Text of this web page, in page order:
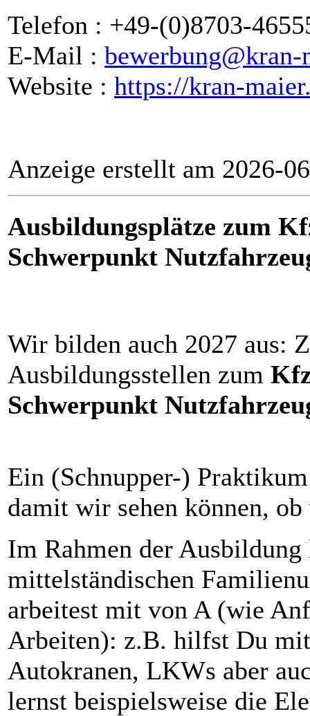
Telefon : +49-(0)8703-
E-Mail : bewerbung@kran-
Website : https://kran-
Anzeige erstellt am 2026-
Ausbildungsplätze zum
Schwerpunkt
Wir bilden auch 2027 aus:
Ausbildungsstellen zum
Schwerpunkt
Ein (Schnupper-)
damit wir sehen können,
Im Rahmen der Ausbildung
mittelständischen
arbeitest mit von A (wie
Arbeiten): z.B. hilfst Du
Autokranen, LKWs aber
lernst beispielsweise die